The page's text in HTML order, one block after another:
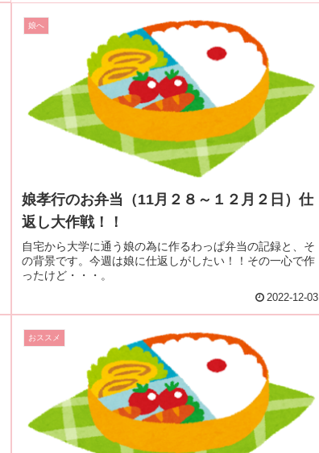
娘へ
娘孝行のお弁当（11月２８～１２月２日）仕
返し大作戦！！
自宅から大学に通う娘の為に作るわっぱ弁当の記録と、そ
の背景です。今週は娘に仕返しがしたい！！その一心で作
ったけど・・・。
2022-12-03
おススメ